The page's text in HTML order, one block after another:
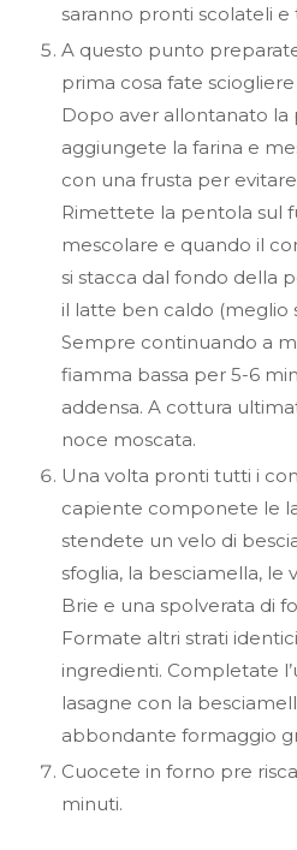
saranno pronti scolateli
A questo punto
prima cosa fate
Dopo aver allontanato la
aggiungete la farina e
con una frusta per
Rimettete la pentola sul
mescolare e quando il
si stacca dal fondo della
il latte ben caldo (meglio
Sempre continuando a
fiamma bassa per 5-6
addensa. A cottura
noce moscata.
Una volta pronti tutti i
capiente componete le
stendete un velo di
sfoglia, la besciamella, le
Brie e una spolverata di
Formate altri strati
ingredienti. Completate
lasagne con la
abbondante formaggio
Cuocete in forno pre
minuti.